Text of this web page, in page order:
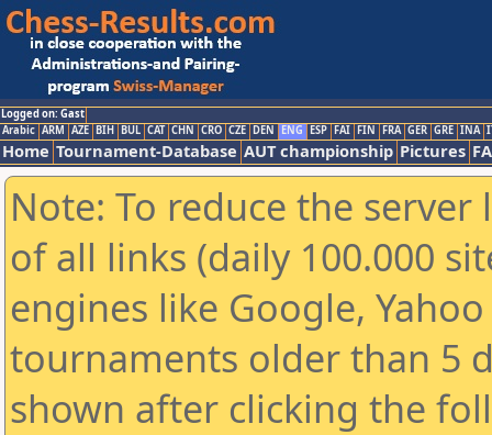
Logged on: Gast
Arabic ARM AZE BIH BUL CAT CHN CRO CZE DEN ENG ESP FAI FIN FRA GER GRE INA
Home Tournament-Database AUT championship Pictures
Note: To reduce the
of all links (daily 100.000
engines like Google,
tournaments older than 5
shown after clicking the